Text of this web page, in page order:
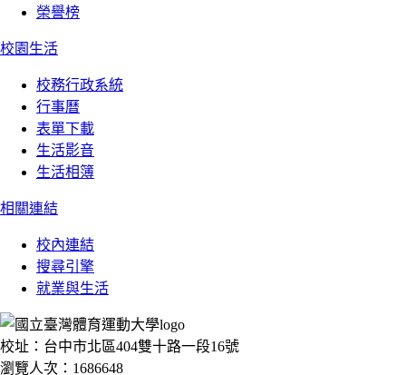
榮譽榜
校園生活
校務行政系統
行事曆
表單下載
生活影音
生活相簿
相關連結
校內連結
搜尋引擎
就業與生活
校址：台中市北區404雙十路一段16號
瀏覽人次：1686648